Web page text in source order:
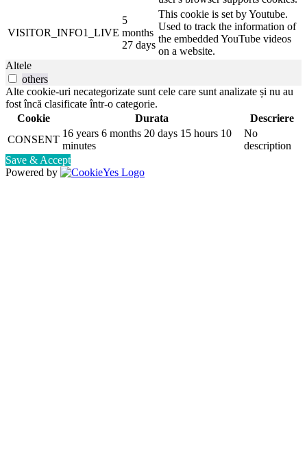
VISITOR_INFO1_LIVE
5
months
27 days
This cookie is set by Youtube.
Used to track the information of
the embedded YouTube videos
on a website.
Altele
others
Alte cookie-uri necategorizate sunt cele care sunt analizate și nu au
fost încă clasificate într-o categorie.
Cookie
Durata
Descriere
CONSENT
16 years 6 months 20 days 15 hours 10
minutes
No
description
Save & Accept
Powered by